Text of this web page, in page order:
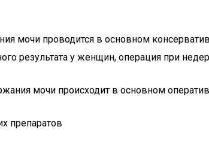
мочи проводится в основном
результата у женщин, операция при
мочи происходит в основном
препаратов